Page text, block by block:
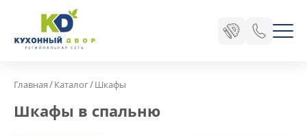
Главная/Каталог/Шкафы
Шкафы в спальню